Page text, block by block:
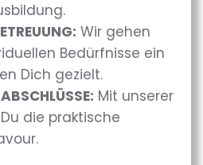
Wir gehen
Bedürfnisse ein
Dich gezielt.
Mit unserer
die praktische